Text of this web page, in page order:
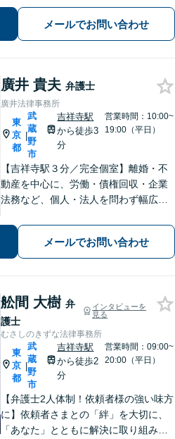
国対応！【ご自宅からの電話相談にも
対応(法律相談は完全予約制)】各分野で
専門性の高い弁護士が寄り添い解決を
メールでお問い合わせ
廣井 貴夫 弁護士
廣井法律事務所
東
京
都
|
武
蔵
野
市
吉祥寺駅
から徒歩3
分
営業時間：10:00~
19:00（平日）
【吉祥寺駅３分／完全個室】離婚・不
動産を中心に、労働・債権回収・企業
法務など、個人・法人を問わず幅広く
事情に応じた最適な解決をご提案しま
す。「誰に相談したらよいのか分から
ない」とお悩みの方も、お気軽にご相
談ください。
メールでお問い合わせ
舩間 大樹 弁
護士
インタビューを
見る
むさしのきずな法律事務所
東
京
都
|
武
蔵
野
市
吉祥寺駅
から徒歩2
分
営業時間：09:00~
20:00（平日）
【弁護士2人体制！依頼者様の強い味方
に】依頼者さまとの「絆」を大切に、
「あなた」とともに解決に取り組みま